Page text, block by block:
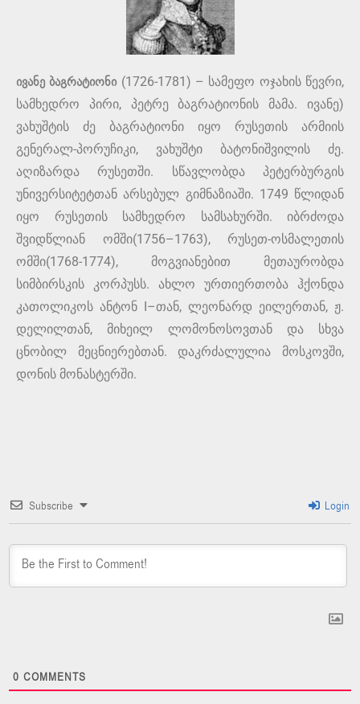
ივანე ბაგრატიონი(1726-1781) – სამეფო ოჯახის წევრი,
სამხედრო პირი, პეტრე ბაგრატიონის მამა. ივანე)
ვახუშტის ძე ბაგრატიონი იყო რუსეთის არმიის
გენერალ-პორუჩიკი, ვახუშტი ბატონიშვილის ძე.
აღიზარდა რუსეთში. სწავლობდა პეტერბურგის
უნივერსიტეტთან არსებულ გიმნაზიაში. 1749 წლიდან
იყო რუსეთის სამხედრო სამსახურში. იბრძოდა
შვიდწლიან ომში(1756–1763), რუსეთ-ოსმალეთის
ომში(1768-1774), მოგვიანებით მეთაურობდა
სიმბირსკის კორპუსს. ახლო ურთიერთობა ჰქონდა
კათოლიკოს ანტონ I–თან, ლეონარდ ეილერთან, ჟ.
დელილთან, მიხეილ ლომონოსოვთან და სხვა
ცნობილ მეცნიერებთან. დაკრძალულია მოსკოვში,
დონის მონასტერში.
Subscribe Login
0 COMMENTS